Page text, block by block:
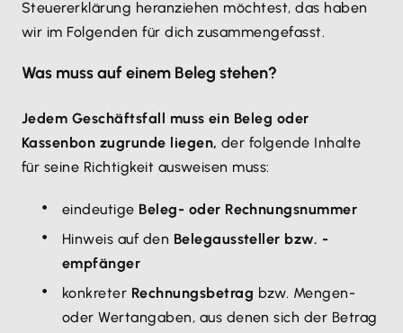
Steuererklärung heranziehen möchtest, das haben
wir im Folgenden für dich zusammengefasst.
Was muss auf einem Beleg stehen?
Jedem Geschäftsfall muss ein Beleg oder
Kassenbon zugrunde liegen, der folgende Inhalte
für seine Richtigkeit ausweisen muss:
eindeutige Beleg- oder Rechnungsnummer
Hinweis auf den Belegaussteller bzw. -
empfänger
konkreter Rechnungsbetrag bzw. Mengen-
oder Wertangaben, aus denen sich der Betrag